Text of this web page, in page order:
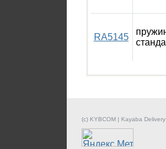
RA5145
(c) KYBCOM | Kayaba